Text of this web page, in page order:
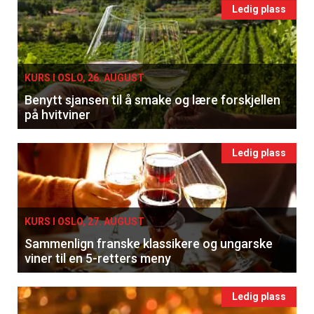
Ledig plass
KURS I OSLO, 26. AUGUST
Benytt sjansen til å smake og lære forskjellen
på hvitviner
Ledig plass
KURS I OSLO, 27. AUGUST
Sammenlign franske klassikere og ungarske
viner til en 5-retters meny
Ledig plass